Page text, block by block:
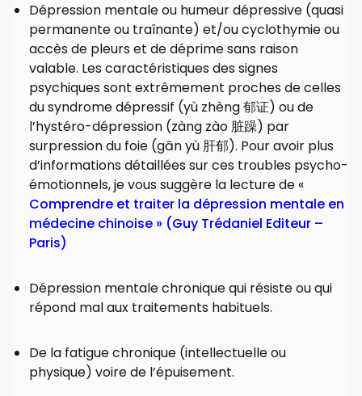
Dépression mentale ou humeur dépressive (quasi
permanente ou traînante) et/ou cyclothymie ou
accès de pleurs et de déprime sans raison
valable. Les caractéristiques des signes
psychiques sont extrêmement proches de celles
du syndrome dépressif (yù zhèng 郁证) ou de
l’hystéro-dépression (zàng zào 脏躁) par
surpression du foie (gān yù 肝郁). Pour avoir plus
d’informations détaillées sur ces troubles psycho-
émotionnels, je vous suggère la lecture de «
Comprendre et traiter la dépression mentale en
médecine chinoise » (Guy Trédaniel Editeur –
Paris)
Dépression mentale chronique qui résiste ou qui
répond mal aux traitements habituels.
De la fatigue chronique (intellectuelle ou
physique) voire de l’épuisement.